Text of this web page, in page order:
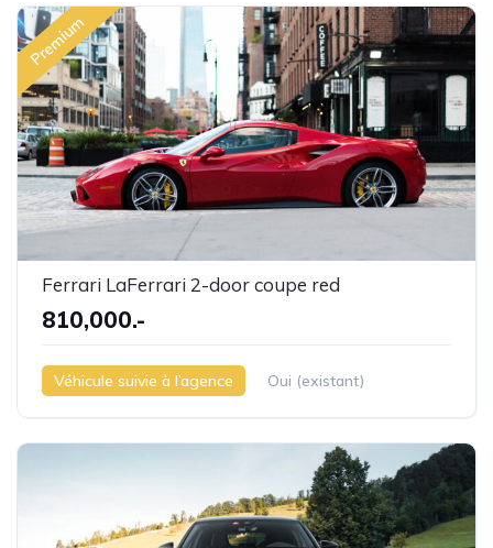
Premium
Ferrari LaFerrari 2-door coupe red
810,000.-
Véhicule suivie à l’agence Oui (existant)